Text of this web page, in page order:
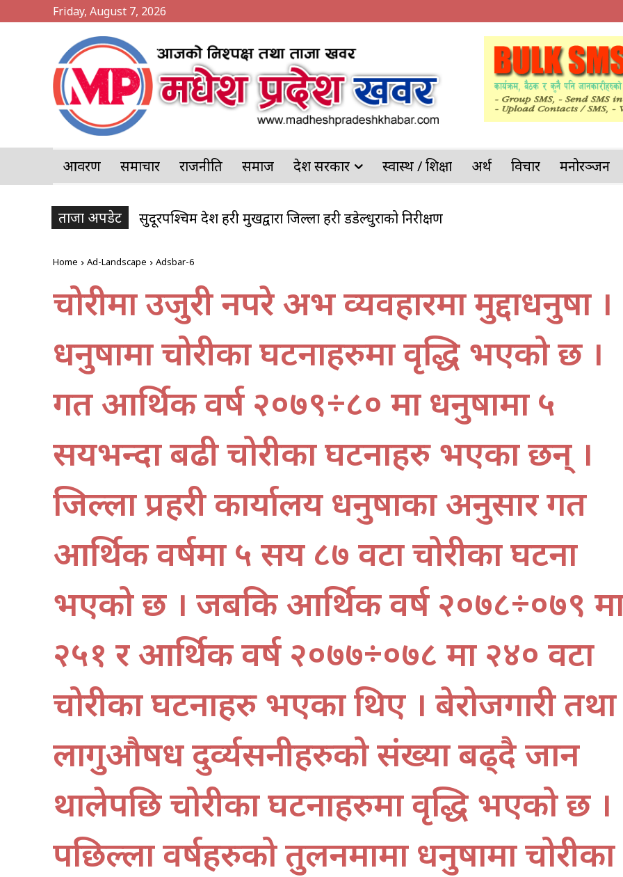
Friday, August 7, 2026
आवरण समाचार राजनीति समाज प्रदेश सरकार स्वास्थ / शिक्षा अर्थ विचार मनोरञ्जन
ताजा अपडेट १२ हजार लिटर पेट्रोल बोकेको ट्याङ्कर पल्टिँदा भीषण आगलागी, चालकको सकुशल उद्धार
सुदूरपश्चिम प्रदेश प्रहरी प्रमुखद्वारा जिल्ला प्रहरी डडेल्धुराको निरीक्षण
Home Ad-Landscape Adsbar-6
चोरीमा उजुरी नपरे अभद्र व्यवहारमा मुद्दाधनुषा ।
धनुषामा चोरीका घटनाहरुमा वृद्धि भएको छ ।
गत आर्थिक वर्ष २०७९÷८० मा धनुषामा ५
सयभन्दा बढी चोरीका घटनाहरु भएका छन् ।
जिल्ला प्रहरी कार्यालय धनुषाका अनुसार गत
आर्थिक वर्षमा ५ सय ८७ वटा चोरीका घटना
भएको छ । जबकि आर्थिक वर्ष २०७८÷०७९
२५१ र आर्थिक वर्ष २०७७÷०७८ मा २४० वटा
चोरीका घटनाहरु भएका थिए । बेरोजगारी तथा
लागुऔषध दुर्व्यसनीहरुको संख्या बढ्दै जान
थालेपछि चोरीका घटनाहरुमा वृद्धि भएको छ ।
पछिल्ला वर्षहरुको तुलनमामा धनुषामा चोरीका